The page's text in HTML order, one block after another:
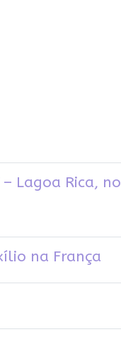
Lagoa Rica, no
na França